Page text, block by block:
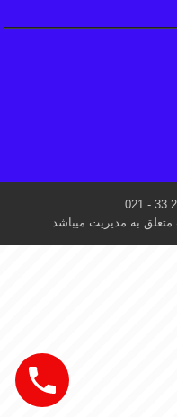
به مدیریت میباشد